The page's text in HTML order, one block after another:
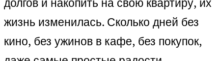
жизнь изменилась. Сколько дней без
кино, без ужинов в кафе, без покупок,